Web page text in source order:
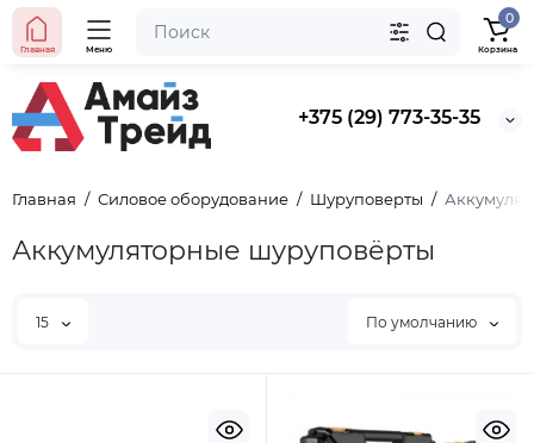
+375 (29) 773-35-35
Главная Меню
0
Корзина
Главная Силовое оборудование Шуруповерты
Аккумуляторные шуруповёрты
15 По умолчанию